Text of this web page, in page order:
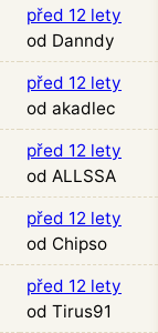
před 12 lety
od Danndy
před 12 lety
od akadlec
před 12 lety
od ALLSSA
před 12 lety
od Chipso
před 12 lety
od Tirus91